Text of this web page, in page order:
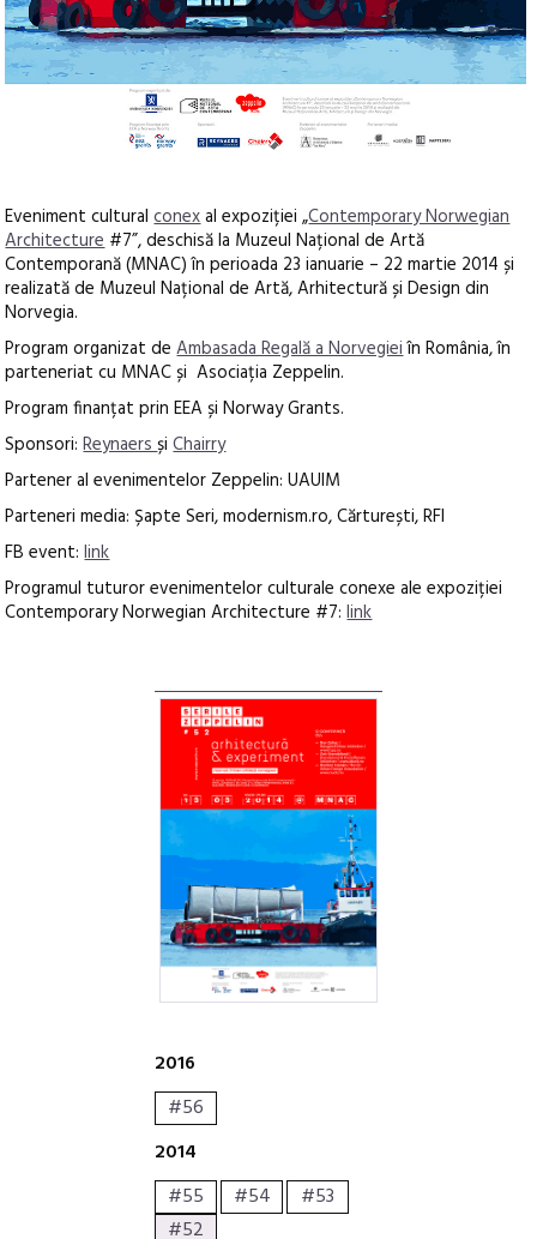
Eveniment culturalconexal expoziției „Contemporary Norwegian
Architecture#7”, deschisă la Muzeul Național de Artă
Contemporană (MNAC) în perioada 23 ianuarie – 22 martie 2014 și
realizată de Muzeul Național de Artă, Arhitectură și Design din
Norvegia.
Program organizat deAmbasada Regală a Norvegieiîn România, în
parteneriat cu MNAC și Asociația Zeppelin.
Program finanțat prin EEA și Norway Grants.
Sponsori:ReynaersșiChairry
Partener al evenimentelor Zeppelin: UAUIM
Parteneri media: Șapte Seri, modernism.ro, Cărturești, RFI
FB event:link
Programul tuturor evenimentelor culturale conexe ale expoziției
Contemporary Norwegian Architecture #7:link
2016
#56
2014
#55
#54
#53
#52